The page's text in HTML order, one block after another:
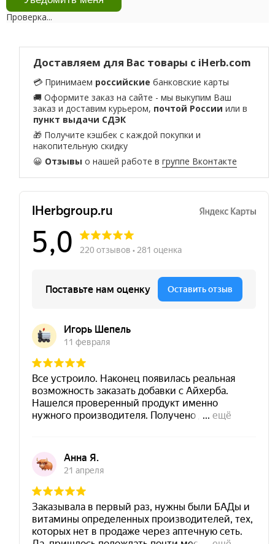
Проверка...
Доставляем для Вас товары с iHerb.com
💳 Принимаем российские банковские карты
🚚 Оформите заказ на сайте - мы выкупим Ваш
заказ и доставим курьером, почтой России или в
пункт выдачи СДЭК
🎁 Получите кэшбек с каждой покупки и
накопительную скидку
😀 Отзывы о нашей работе вгруппе Вконтакте